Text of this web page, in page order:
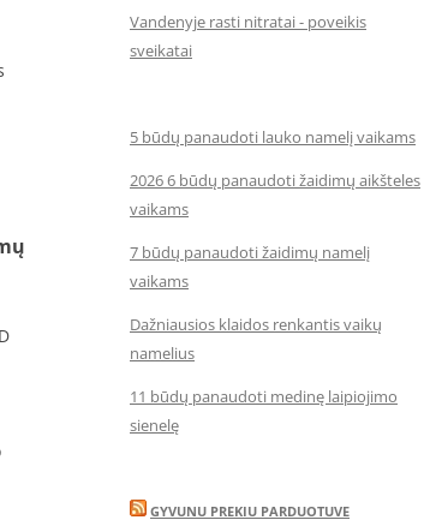
Vandenyje rasti nitratai - poveikis
sveikatai
5 būdų panaudoti lauko namelį vaikams
2026 6 būdų panaudoti žaidimų aikšteles
vaikams
7 būdų panaudoti žaidimų namelį
vaikams
Dažniausios klaidos renkantis vaikų
namelius
11 būdų panaudoti medinę laipiojimo
sienelę
GYVUNU PREKIU PARDUOTUVE